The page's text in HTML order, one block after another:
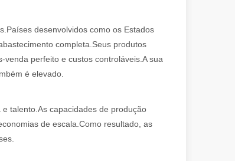
desenvolvidos como os Estados
completa.Seus produtos
perfeito e custos controláveis.A sua
é elevado.
talento.As capacidades de produção
de escala.Como resultado, as